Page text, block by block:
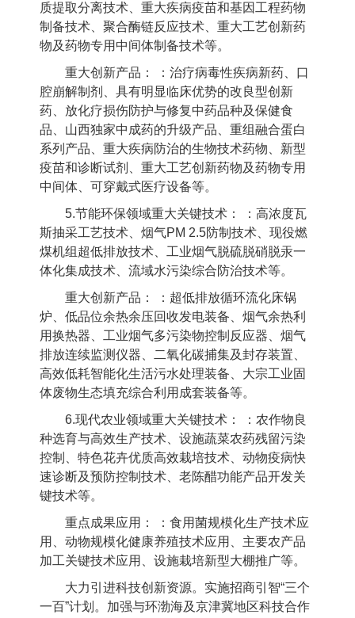
质提取分离技术、重大疾病疫苗和基因工程药物
制备技术、聚合酶链反应技术、重大工艺创新药
物及药物专用中间体制备技术等。
重大创新产品： ：治疗病毒性疾病新药、口
腔崩解制剂、具有明显临床优势的改良型创新
药、放化疗损伤防护与修复中药品种及保健食
品、山西独家中成药的升级产品、重组融合蛋白
系列产品、重大疾病防治的生物技术药物、新型
疫苗和诊断试剂、重大工艺创新药物及药物专用
中间体、可穿戴式医疗设备等。
5.节能环保领域重大关键技术： ：高浓度瓦
斯抽采工艺技术、烟气PM 2.5防制技术、现役燃
煤机组超低排放技术、工业烟气脱硫脱硝脱汞一
体化集成技术、流域水污染综合防治技术等。
重大创新产品： ：超低排放循环流化床锅
炉、低品位余热余压回收发电装备、烟气余热利
用换热器、工业烟气多污染物控制反应器、烟气
排放连续监测仪器、二氧化碳捕集及封存装置、
高效低耗智能化生活污水处理装备、大宗工业固
体废物生态填充综合利用成套装备等。
6.现代农业领域重大关键技术： ：农作物良
种选育与高效生产技术、设施蔬菜农药残留污染
控制、特色花卉优质高效栽培技术、动物疫病快
速诊断及预防控制技术、老陈醋功能产品开发关
键技术等。
重点成果应用： ：食用菌规模化生产技术应
用、动物规模化健康养殖技术应用、主要农产品
加工关键技术应用、设施栽培新型大棚推广等。
大力引进科技创新资源。实施招商引智“三个
一百”计划。加强与环渤海及京津冀地区科技合作